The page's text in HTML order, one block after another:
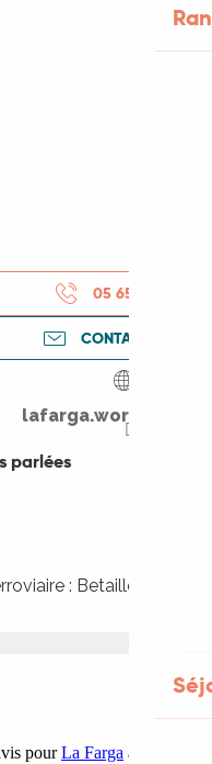
05 65 33 18
CONTACTEZ-NOUS
parlées
parlées
: Betaille à 5km